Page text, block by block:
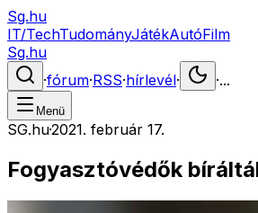
Sg.hu
IT/TechTudományJátékAutóFilm
Sg.hu
·fórum·RSS·hírlevél· ·...
Menü
SG.hu·2021. február 17.
Fogyasztóvédők